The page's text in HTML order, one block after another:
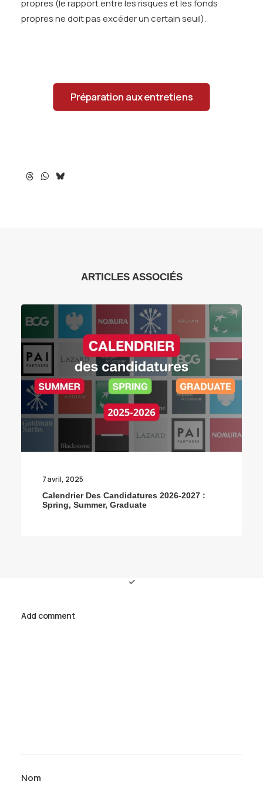
propres (le rapport entre les risques et les fonds
propres ne doit pas excéder un certain seuil).
Préparation aux entretiens
ARTICLES ASSOCIÉS
7 avril, 2025
Calendrier Des Candidatures 2026-2027 :
Spring, Summer, Graduate
Add comment
Nom